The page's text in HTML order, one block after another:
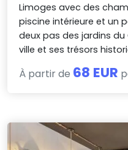
Limoges avec des
piscine intérieure et un
deux pas des jardins
ville et ses trésors
À partir de 68 EUR